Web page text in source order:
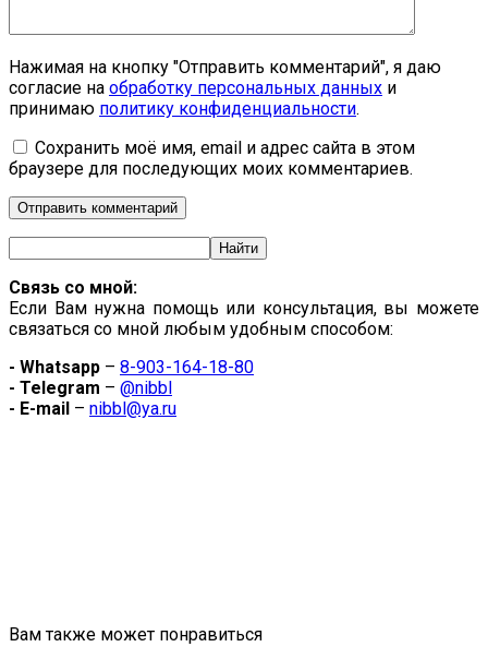
Нажимая на кнопку "Отправить комментарий", я даю
согласие на обработку персональных данных и
принимаю политику конфиденциальности.
Сохранить моё имя, email и адрес сайта в этом
браузере для последующих моих комментариев.
Связь со мной:
Если Вам нужна помощь или консультация, вы можете
связаться со мной любым удобным способом:
- Whatsapp – 8-903-164-18-80
- Telegram – @nibbl
- E-mail – nibbl@ya.ru
Вам также может понравиться